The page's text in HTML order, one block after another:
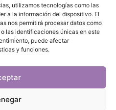
utilizamos tecnologías como las
a la información del dispositivo. El
nos permitirá procesar datos como
las identificaciones únicas en este
puede afectar
y funciones.